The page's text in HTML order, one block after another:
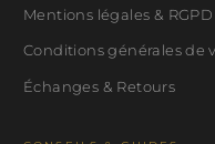
Mentions légales & RGPD
Conditions générales de
Échanges & Retours